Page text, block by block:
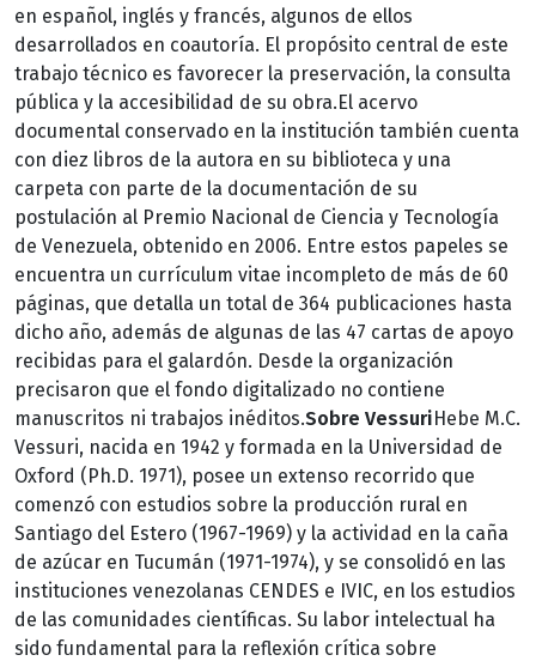
en español, inglés y francés, algunos de ellos
desarrollados en coautoría. El propósito central de este
trabajo técnico es favorecer la preservación, la consulta
pública y la accesibilidad de su obra.El acervo
documental conservado en la institución también cuenta
con diez libros de la autora en su biblioteca y una
carpeta con parte de la documentación de su
postulación al Premio Nacional de Ciencia y Tecnología
de Venezuela, obtenido en 2006. Entre estos papeles se
encuentra un currículum vitae incompleto de más de 60
páginas, que detalla un total de 364 publicaciones hasta
dicho año, además de algunas de las 47 cartas de apoyo
recibidas para el galardón. Desde la organización
precisaron que el fondo digitalizado no contiene
manuscritos ni trabajos inéditos.Sobre VessuriHebe M.C.
Vessuri, nacida en 1942 y formada en la Universidad de
Oxford (Ph.D. 1971), posee un extenso recorrido que
comenzó con estudios sobre la producción rural en
Santiago del Estero (1967-1969) y la actividad en la caña
de azúcar en Tucumán (1971-1974), y se consolidó en las
instituciones venezolanas CENDES e IVIC, en los estudios
de las comunidades científicas. Su labor intelectual ha
sido fundamental para la reflexión crítica sobre